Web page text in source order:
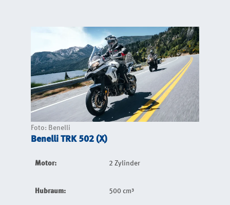
Foto: Benelli
Benelli TRK 502 (X)
Motor: 2 Zylinder
Hubraum: 500 cm³